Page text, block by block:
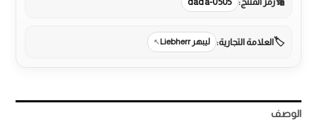
العلامة التجارية: ليبهر Liebherr
الوصف